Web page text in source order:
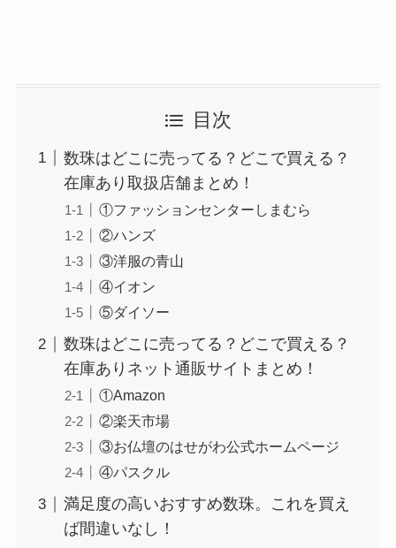
五家宝はどこで買える？取扱店はスーパーや百貨
店！
スーツケースカバーはどこに売ってる？100均（ダ
イソー）やドンキで買える！
目次
数珠はどこに売ってる？どこで買える？
在庫あり取扱店舗まとめ！
①ファッションセンターしまむら
②ハンズ
③洋服の青山
④イオン
⑤ダイソー
数珠はどこに売ってる？どこで買える？
在庫ありネット通販サイトまとめ！
①Amazon
②楽天市場
③お仏壇のはせがわ公式ホームページ
④パスクル
満足度の高いおすすめ数珠。これを買え
ば間違いなし！